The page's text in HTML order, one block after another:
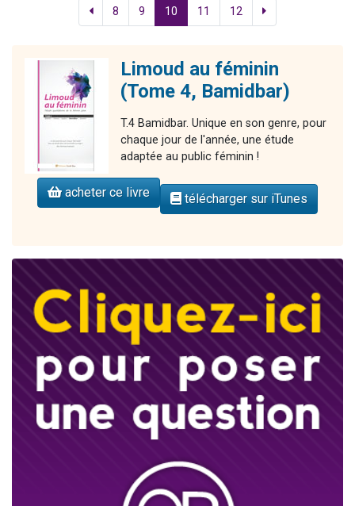
8 9 10 11 12
Limoud au féminin
(Tome 4, Bamidbar)
T.4 Bamidbar. Unique en son genre, pour
chaque jour de l'année, une étude
adaptée au public féminin !
acheter ce livre télécharger sur iTunes